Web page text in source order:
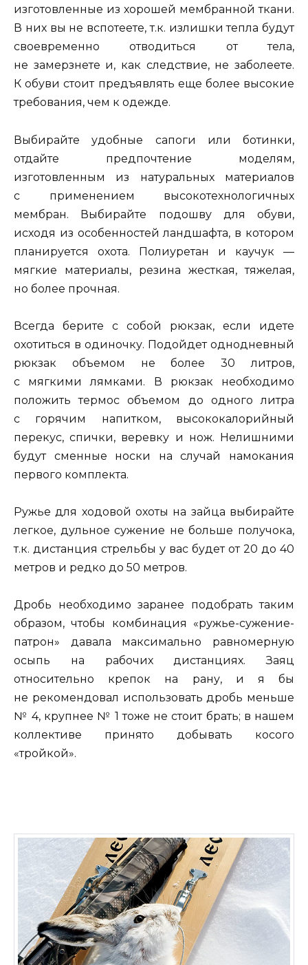
изготовленные из хорошей мембранной ткани.
В них вы не вспотеете, т.к. излишки тепла будут
своевременно отводиться от тела,
не замерзнете и, как следствие, не заболеете.
К обуви стоит предъявлять еще более высокие
требования, чем к одежде.
Выбирайте удобные сапоги или ботинки,
отдайте предпочтение моделям,
изготовленным из натуральных материалов
с применением высокотехнологичных
мембран. Выбирайте подошву для обуви,
исходя из особенностей ландшафта, в котором
планируется охота. Полиуретан и каучук —
мягкие материалы, резина жесткая, тяжелая,
но более прочная.
Всегда берите с собой рюкзак, если идете
охотиться в одиночку. Подойдет однодневный
рюкзак объемом не более 30 литров,
с мягкими лямками. В рюкзак необходимо
положить термос объемом до одного литра
с горячим напитком, высококалорийный
перекус, спички, веревку и нож. Нелишними
будут сменные носки на случай намокания
первого комплекта.
Ружье для ходовой охоты на зайца выбирайте
легкое, дульное сужение не больше получока,
т.к. дистанция стрельбы у вас будет от 20 до 40
метров и редко до 50 метров.
Дробь необходимо заранее подобрать таким
образом, чтобы комбинация «ружье-сужение-
патрон» давала максимально равномерную
осыпь на рабочих дистанциях. Заяц
относительно крепок на рану, и я бы
не рекомендовал использовать дробь меньше
№ 4, крупнее № 1 тоже не стоит брать; в нашем
коллективе принято добывать косого
«тройкой».